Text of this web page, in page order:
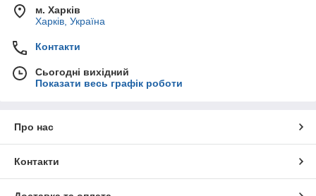
м. Харків
Харків, Україна
Контакти
Сьогодні вихідний
Показати весь графік роботи
Про нас
Контакти